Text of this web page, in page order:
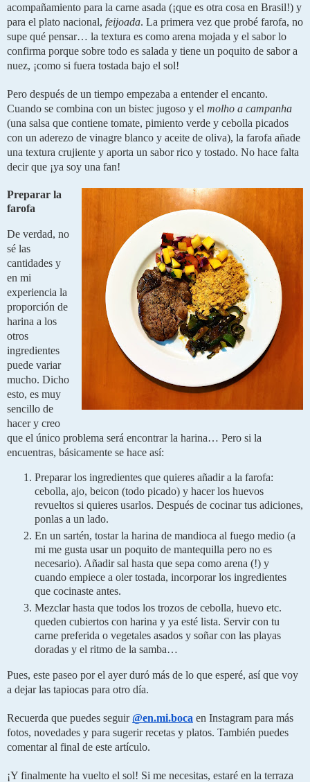
acompañamiento para la carne asada (¡que es otra cosa en Brasil!) y
para el plato nacional, feijoada. La primera vez que probé farofa, no
supe qué pensar… la textura es como arena mojada y el sabor lo
confirma porque sobre todo es salada y tiene un poquito de sabor a
nuez, ¡como si fuera tostada bajo el sol!
Pero después de un tiempo empezaba a entender el encanto.
Cuando se combina con un bistec jugoso y el molho a campanha
(una salsa que contiene tomate, pimiento verde y cebolla picados
con un aderezo de vinagre blanco y aceite de oliva), la farofa añade
una textura crujiente y aporta un sabor rico y tostado. No hace falta
decir que ¡ya soy una fan!
Preparar la
farofa
De verdad, no
sé las
cantidades y
en mi
experiencia la
proporción de
harina a los
otros
ingredientes
puede variar
mucho. Dicho
esto, es muy
sencillo de
hacer y creo
que el único problema será encontrar la harina… Pero si la
encuentras, básicamente se hace así:
Preparar los ingredientes que quieres añadir a la farofa:
cebolla, ajo, beicon (todo picado) y hacer los huevos
revueltos si quieres usarlos. Después de cocinar tus adiciones,
ponlas a un lado.
En un sartén, tostar la harina de mandioca al fuego medio (a
mi me gusta usar un poquito de mantequilla pero no es
necesario). Añadir sal hasta que sepa como arena (!) y
cuando empiece a oler tostada, incorporar los ingredientes
que cocinaste antes.
Mezclar hasta que todos los trozos de cebolla, huevo etc.
queden cubiertos con harina y ya esté lista. Servir con tu
carne preferida o vegetales asados y soñar con las playas
doradas y el ritmo de la samba…
Pues, este paseo por el ayer duró más de lo que esperé, así que voy
a dejar las tapiocas para otro día.
Recuerda que puedes seguir @en.mi.boca en Instagram para más
fotos, novedades y para sugerir recetas y platos. También puedes
comentar al final de este artículo.
¡Y finalmente ha vuelto el sol! Si me necesitas, estaré en la terraza